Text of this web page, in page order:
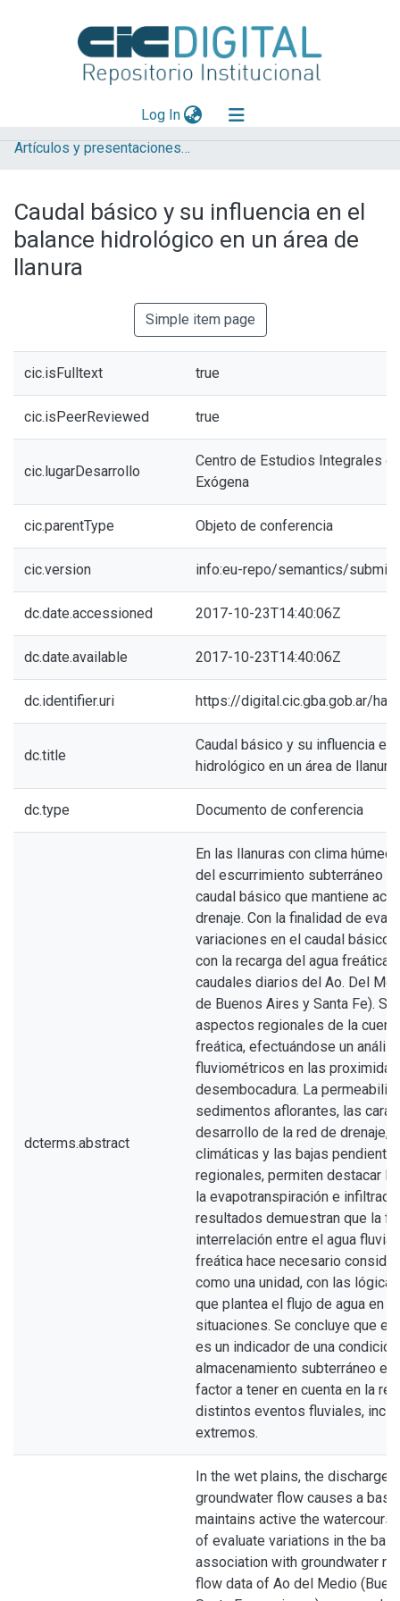
Log In(current)
Explorar
Aportar material
Statistics
Artículos y presentaciones en Congresos
Caudal básico y su influencia en el
balance hidrológico en un área de
llanura
Simple item page
cic.isFulltext true
cic.isPeerReviewed true
cic.lugarDesarrollo
Centro de Estudios Integrales
Exógena
cic.parentType Objeto de conferencia
cic.version info:eu-repo/semantics/
dc.date.accessioned 2017-10-23T14:40:06Z
dc.date.available 2017-10-23T14:40:06Z
dc.identifier.uri https://digital.cic.gba.gob.ar/
dc.title
Caudal básico y su influencia en
hidrológico en un área de llanura
dc.type Documento de conferencia
dcterms.abstract
En las llanuras con clima
del escurrimiento subterráneo
caudal básico que mantiene
drenaje. Con la finalidad de
variaciones en el caudal básico
con la recarga del agua freática
caudales diarios del Ao. Del
de Buenos Aires y Santa Fe).
aspectos regionales de la
freática, efectuándose un
fluviométricos en las
desembocadura. La
sedimentos aflorantes, las
desarrollo de la red de drenaje,
climáticas y las bajas
regionales, permiten destacar
la evapotranspiración e
resultados demuestran que la
interrelación entre el agua fluvial
freática hace necesario
como una unidad, con las
que plantea el flujo de agua en
situaciones. Se concluye que el
es un indicador de una
almacenamiento subterráneo en
factor a tener en cuenta en la
distintos eventos fluviales,
extremos.
In the wet plains, the discharge
groundwater flow causes a
maintains active the
of evaluate variations in the
association with groundwater
flow data of Ao del Medio